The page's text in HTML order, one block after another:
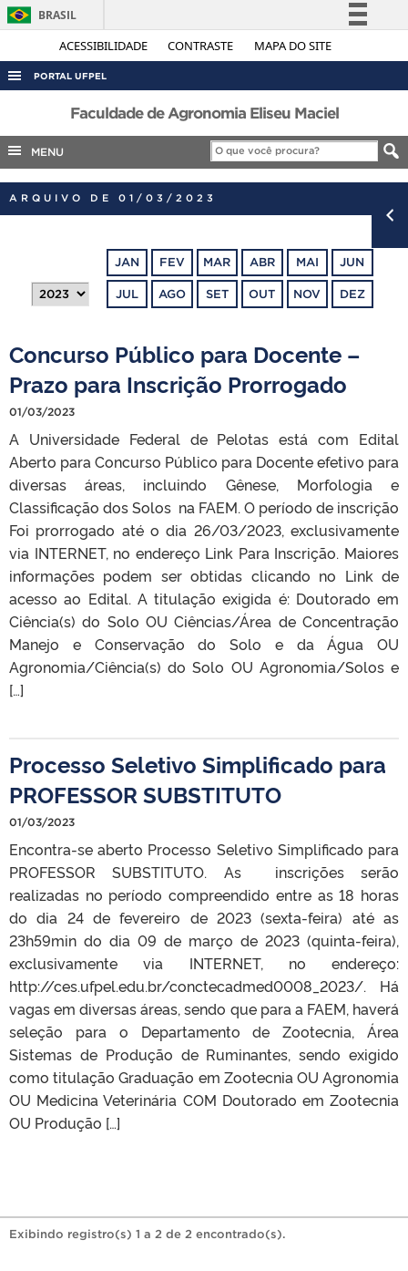
ACESSIBILIDADE CONTRASTE MAPA DO SITE
BRASIL
Simplifique!
Legislação
Canais
PORTAL UFPEL
ACESSO À INFORMAÇÃO
AUDITORIA
COBALTO
CONCURSOS
OUVIDORIA
TELEFONES
Faculdade de Agronomia Eliseu Maciel
MENU
ARQUIVO DE 01/03/2023
JAN FEV MAR ABR MAI JUN
JUL AGO SET OUT NOV DEZ
Concurso Público para Docente –
Prazo para Inscrição Prorrogado
01/03/2023
A Universidade Federal de Pelotas está com Edital
Aberto para Concurso Público para Docente efetivo para
diversas áreas, incluindo Gênese, Morfologia e
Classificação dos Solos na FAEM. O período de inscrição
Foi prorrogado até o dia 26/03/2023, exclusivamente
via INTERNET, no endereço Link Para Inscrição. Maiores
informações podem ser obtidas clicando no Link de
acesso ao Edital. A titulação exigida é: Doutorado em
Ciência(s) do Solo OU Ciências/Área de Concentração
Manejo e Conservação do Solo e da Água OU
Agronomia/Ciência(s) do Solo OU Agronomia/Solos e
[…]
Processo Seletivo Simplificado para
PROFESSOR SUBSTITUTO
01/03/2023
Encontra-se aberto Processo Seletivo Simplificado para
PROFESSOR SUBSTITUTO. As inscrições serão
realizadas no período compreendido entre as 18 horas
do dia 24 de fevereiro de 2023 (sexta-feira) até as
23h59min do dia 09 de março de 2023 (quinta-feira),
exclusivamente via INTERNET, no endereço:
http://ces.ufpel.edu.br/conctecadmed0008_2023/. Há
vagas em diversas áreas, sendo que para a FAEM, haverá
seleção para o Departamento de Zootecnia, Área
Sistemas de Produção de Ruminantes, sendo exigido
como titulação Graduação em Zootecnia OU Agronomia
OU Medicina Veterinária COM Doutorado em Zootecnia
OU Produção […]
Exibindo registro(s) 1 a 2 de 2 encontrado(s).